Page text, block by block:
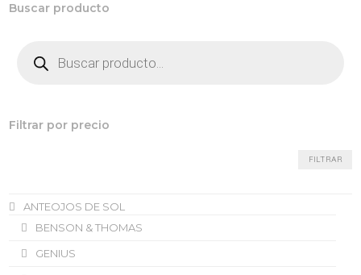
Buscar producto
productos
Filtrar por precio
FILTRAR
ANTEOJOS DE SOL
BENSON & THOMAS
GENIUS